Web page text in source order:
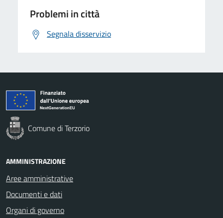
Problemi in città
Segnala disservizio
Comune di Terzorio
AMMINISTRAZIONE
Aree amministrative
Documenti e dati
Organi di governo